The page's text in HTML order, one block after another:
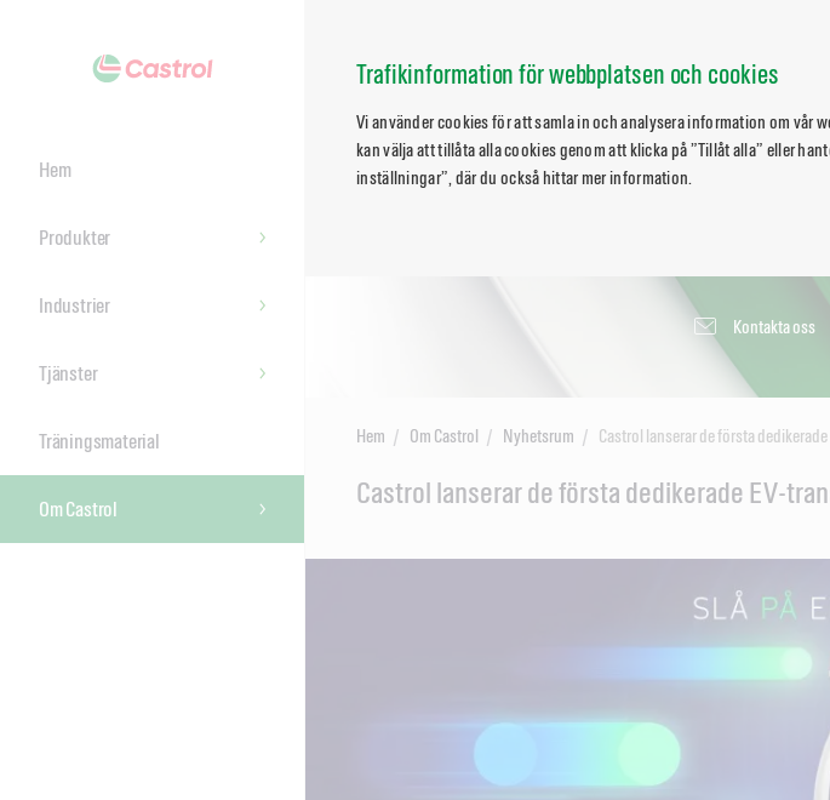
Trafikinformation för webbplatsen och cookies
Vi använder cookies för att samla in och analysera information om vår
kan välja att tillåta alla cookies genom att klicka på ”Tillåt alla” eller
inställningar”, där du också hittar mer information.
Kontakta oss
Hem
Produkter
Industrier
Tjänster
Träningsmaterial
Om Castrol
Hem Om Castrol Nyhetsrum Castrol lanserar de första
Castrol lanserar de första dedikerade EV-